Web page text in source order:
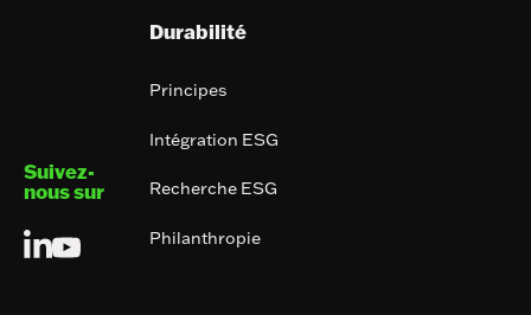
Suivez-
nous sur
Durabilité
Principes
Intégration ESG
Recherche ESG
Philanthropie